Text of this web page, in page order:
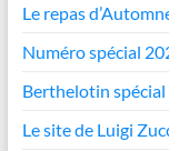
Le repas
Numéro spécial
Berthelotin
Le site de Luigi